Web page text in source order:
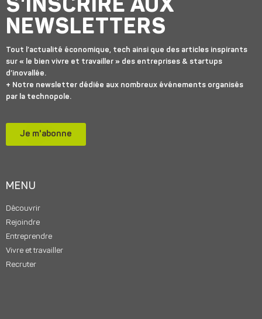
S'INSCRIRE AUX
NEWSLETTERS
Tout l’actualité économique, tech ainsi que des articles inspirants
sur « le bien vivre et travailler » des entreprises & startups
d’inovallée.
+ Notre newsletter dédiée aux nombreux événements organisés
par la technopole.
Je m'abonne
MENU
Découvrir
Rejoindre
Entreprendre
Vivre et travailler
Recruter